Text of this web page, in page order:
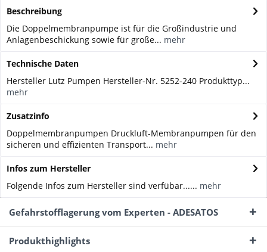
Beschreibung
Die Doppelmembranpumpe ist für die Großindustrie und
Anlagenbeschickung sowie für große... mehr
Technische Daten
Hersteller Lutz Pumpen Hersteller-Nr. 5252-240 Produkttyp...
mehr
Zusatzinfo
Doppelmembranpumpen Druckluft-Membranpumpen für den
sicheren und effizienten Transport... mehr
Infos zum Hersteller
Folgende Infos zum Hersteller sind verfübar...... mehr
Gefahrstofflagerung vom Experten - ADESATOS
Produkthighlights